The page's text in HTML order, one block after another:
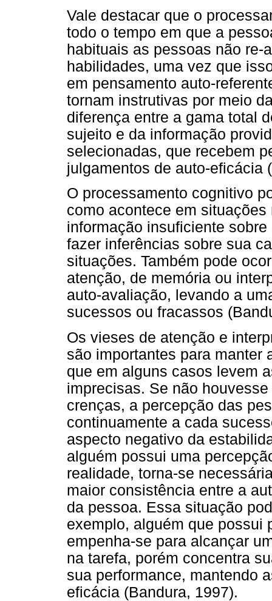
Vale destacar que o
todo o tempo em que a
habituais as pessoas não
habilidades, uma vez que
em pensamento auto-
tornam instrutivas por meio
diferença entre a gama total
sujeito e da informação
selecionadas, que recebem
julgamentos de auto-eficácia
O processamento cognitivo
como acontece em
informação insuficiente
fazer inferências sobre sua
situações. Também pode
atenção, de memória ou
auto-avaliação, levando a
sucessos ou fracassos
Os vieses de atenção e
são importantes para manter
que em alguns casos levem
imprecisas. Se não
crenças, a percepção das
continuamente a cada
aspecto negativo da
alguém possui uma
realidade, torna-se
maior consistência entre a
da pessoa. Essa situação
exemplo, alguém que possui
empenha-se para alcançar
na tarefa, porém concentra
sua performance, mantendo
eficácia (Bandura, 1997).